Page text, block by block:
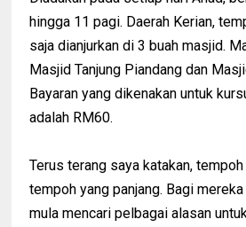
hingga 11 pagi. Daerah Kerian,
saja dianjurkan di 3 buah masjid.
Masjid Tanjung Piandang dan
Bayaran yang dikenakan untuk
adalah RM60.
Terus terang saya katakan,
tempoh yang panjang. Bagi
mula mencari pelbagai alasan